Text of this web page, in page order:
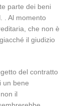
parte dei beni
. Al momento
che non è
il giudizio
del contratto
un bene
il